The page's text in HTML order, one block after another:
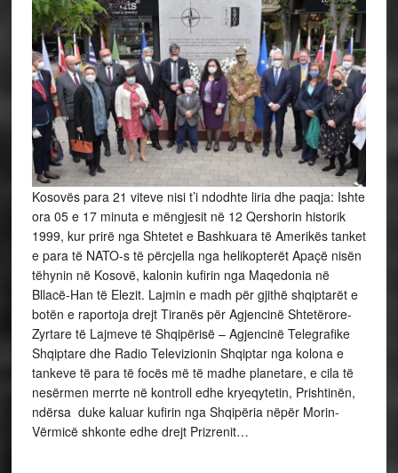
Kosovës para 21 viteve nisi t’i ndodhte liria dhe paqja: Ishte
ora 05 e 17 minuta e mëngjesit në 12 Qershorin historik
1999, kur prirë nga Shtetet e Bashkuara të Amerikës tanket
e para të NATO-s të përcjella nga helikopterët Apaçë nisën
tëhynin në Kosovë, kalonin kufirin nga Maqedonia në
Bllacë-Han të Elezit. Lajmin e madh për gjithë shqiptarët e
botën e raportoja drejt Tiranës për Agjencinë Shtetërore-
Zyrtare të Lajmeve të Shqipërisë – Agjencinë Telegrafike
Shqiptare dhe Radio Televizionin Shqiptar nga kolona e
tankeve të para të focës më të madhe planetare, e cila të
nesërmen merrte në kontroll edhe kryeqytetin, Prishtinën,
ndërsa duke kaluar kufirin nga Shqipëria nëpër Morin-
Vërmicë shkonte edhe drejt Prizrenit…